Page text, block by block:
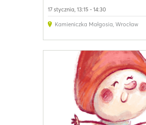
17 stycznia, 13:15 - 14:30
Kamieniczka Małgosia, Wrocław